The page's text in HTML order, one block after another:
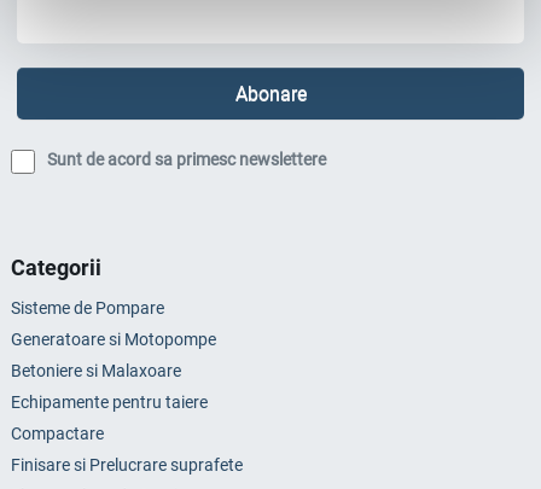
Sunt de acord sa primesc newslettere
Categorii
Sisteme de Pompare
Generatoare si Motopompe
Betoniere si Malaxoare
Echipamente pentru taiere
Compactare
Finisare si Prelucrare suprafete